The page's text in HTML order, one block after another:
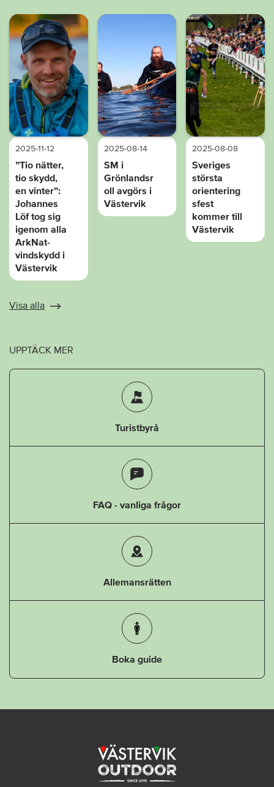
2025-11-12
”Tio nätter,
tio skydd,
en vinter”:
Johannes
Löf tog sig
igenom alla
ArkNat-
vindskydd i
Västervik
2025-08-14
SM i
Grönlandsr
oll avgörs i
Västervik
2025-08-08
Sveriges
största
orientering
sfest
kommer till
Västervik
Visa alla
UPPTÄCK MER
Turistbyrå
FAQ - vanliga frågor
Allemansrätten
Boka guide